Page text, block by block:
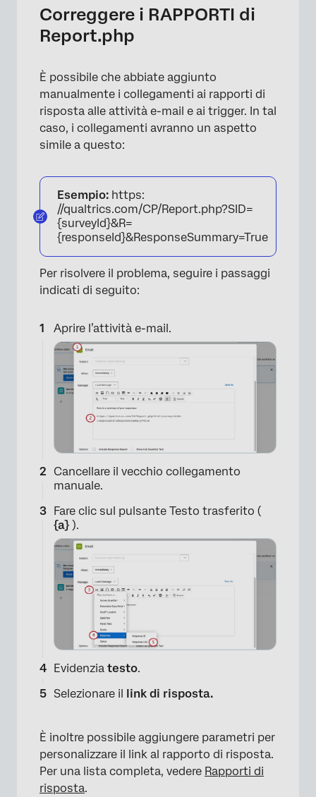
Correggere i RAPPORTI di
Report.php
È possibile che abbiate aggiunto
manualmente i collegamenti ai rapporti di
risposta alle attività e-mail e ai trigger. In tal
caso, i collegamenti avranno un aspetto
simile a questo:
Esempio: https:
//qualtrics.com/CP/Report.php?SID=
{surveyId}&R=
{responseId}&ResponseSummary=True
Per risolvere il problema, seguire i passaggi
indicati di seguito:
Aprire l’attività e-mail.
Cancellare il vecchio collegamento
manuale.
Fare clic sul pulsante Testo trasferito (
{a} ).
Evidenzia testo.
Selezionare il link di risposta.
È inoltre possibile aggiungere parametri per
personalizzare il link al rapporto di risposta.
Per una lista completa, vedere Rapporti di
risposta.